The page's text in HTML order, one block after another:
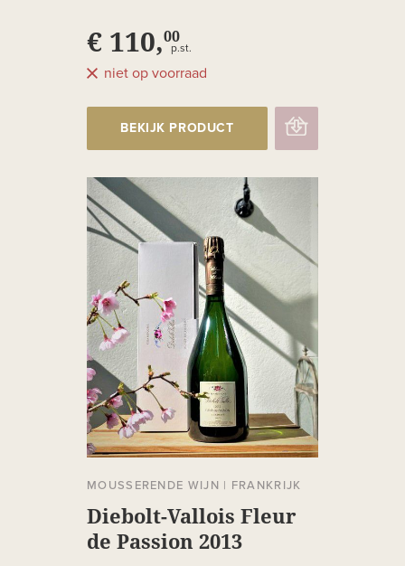
€ 110,00
p.st.
niet op voorraad
BEKIJK PRODUCT
MOUSSERENDE WIJN | FRANKRIJK
Diebolt-Vallois Fleur
de Passion 2013